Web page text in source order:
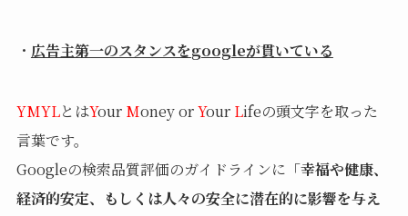
・ 広告主第一のスタンスをgoogleが貫いている
YMYLとはYour Money orYour Lifeの頭文字を取った
言葉です。
Googleの検索品質評価のガイドラインに「幸福や健康、
経済的安定、もしくは人々の安全に潜在的に影響を与え